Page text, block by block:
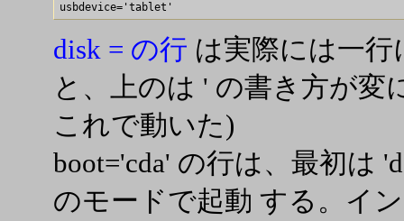
disk = の行 は実際には一
と、上のは ' の書き方が変
これで動いた)
boot='cda' の行は、最初は
のモードで起動 する。イ